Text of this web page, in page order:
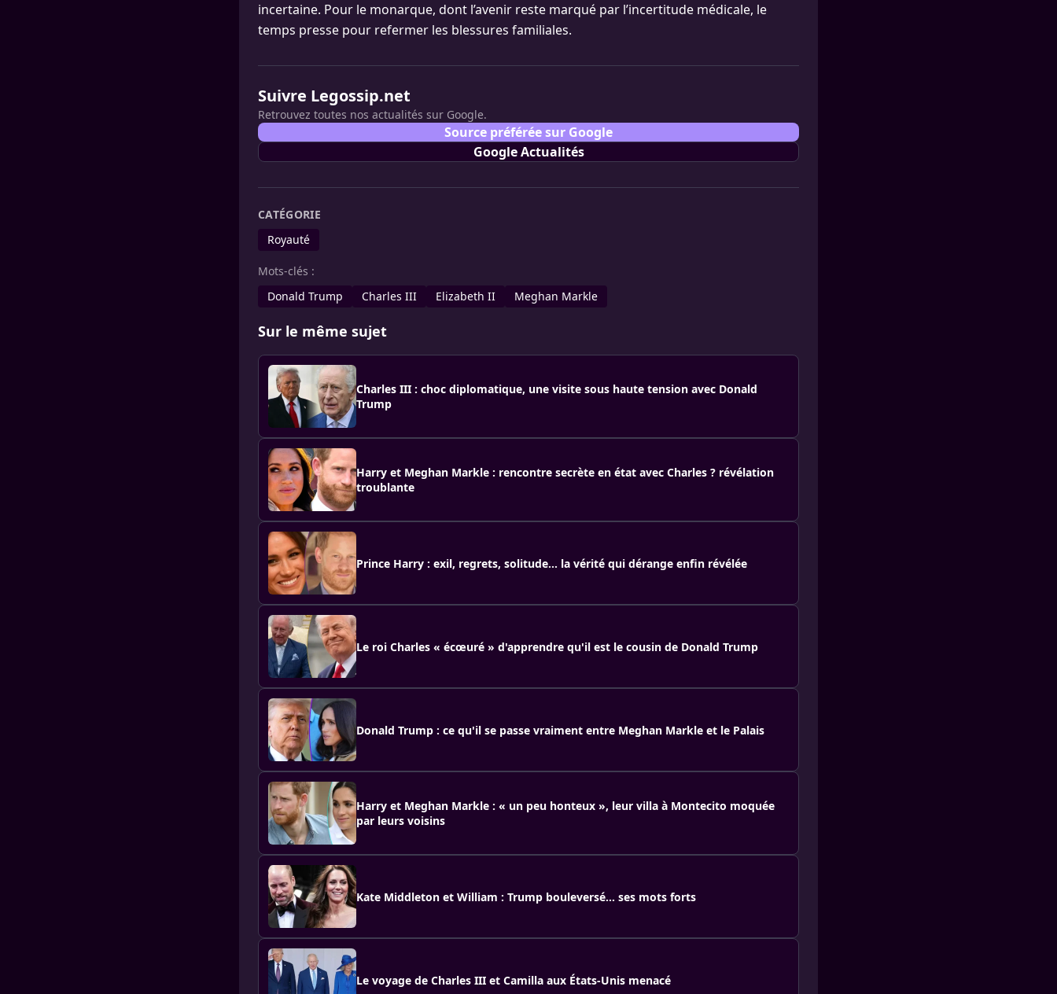
incertaine. Pour le monarque, dont l’avenir reste marqué par l’incertitude médicale, le
temps presse pour refermer les blessures familiales.
Suivre Legossip.net
Retrouvez toutes nos actualités sur Google.
Source préférée sur Google
Google Actualités
CATÉGORIE
Royauté
Mots-clés :
Donald Trump
Charles III Elizabeth II Meghan Markle
Sur le même sujet
Charles III : choc diplomatique, une visite sous haute tension avec Donald
Trump
Harry et Meghan Markle : rencontre secrète en état avec Charles ? révélation
troublante
Prince Harry : exil, regrets, solitude… la vérité qui dérange enfin révélée
Le roi Charles « écœuré » d'apprendre qu'il est le cousin de Donald Trump
Donald Trump : ce qu'il se passe vraiment entre Meghan Markle et le Palais
Harry et Meghan Markle : « un peu honteux », leur villa à Montecito moquée
par leurs voisins
Kate Middleton et William : Trump bouleversé… ses mots forts
Le voyage de Charles III et Camilla aux États-Unis menacé